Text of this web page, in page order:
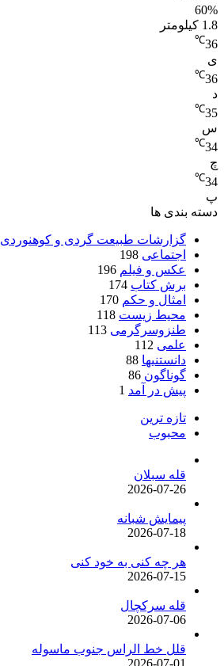
60%
1.8 کیلومتر
36
℃
ی
36
℃
د
35
℃
س
34
℃
چ
34
℃
پ
دسته بندی ها
گزارشات طبیعت گردی و کوهنوردی
اجتماعی 198
عکس و فیلم 196
برش کتاب 174
امثال و حکم 170
محیط زیست 118
طنزوسرگرمی 113
علمی 112
دانستنیها 88
گوناگون 86
پیش در آمد 1
تازه ترین
محبوب
قله سبلان
2026-07-26
پیمایش شبانه
2026-07-18
هر چه کنی به خود کنی
2026-07-15
قله سرکچال
2026-07-06
قلل خط الراس جنوب ماسوله
2026-07-01